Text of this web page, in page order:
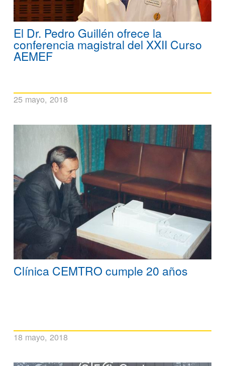
El Dr. Pedro Guillén ofrece la
conferencia magistral del XXII Curso
AEMEF
25 mayo, 2018
Clínica CEMTRO cumple 20 años
18 mayo, 2018